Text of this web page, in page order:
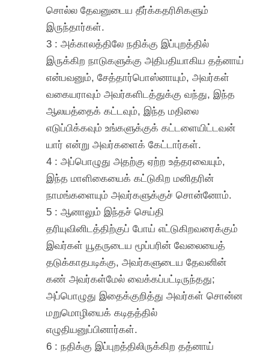
சொல்ல தேவனுடைய தீர்க்கதரிசிகளும்
இருந்தார்கள்.
3 : அக்காலத்திலே நதிக்கு இப்புறத்தில்
இருக்கிற நாடுகளுக்கு அதிபதியாகிய தத்னாய்
என்பவனும், சேத்தார்பொஸ்னாயும், அவர்கள்
வகையராவும் அவர்களிடத்துக்கு வந்து, இந்த
ஆலயத்தைக் கட்டவும், இந்த மதிலை
எடுப்பிக்கவும் உங்களுக்குக் கட்டளையிட்டவன்
யார் என்று அவர்களைக் கேட்டார்கள்.
4 : அப்பொழுது அதற்கு ஏற்ற உத்தரவையும்,
இந்த மாளிகையைக் கட்டுகிற மனிதரின்
நாமங்களையும் அவர்களுக்குச் சொன்னோம்.
5 : ஆனாலும் இந்தச் செய்தி
தரியுவினிடத்திற்குப் போய் எட்டுகிறவரைக்கும்
இவர்கள் யூதருடைய மூப்பரின் வேலையைத்
தடுக்காதபடிக்கு, அவர்களுடைய தேவனின்
கண் அவர்கள்மேல் வைக்கப்பட்டிருந்தது;
அப்பொழுது இதைக்குறித்து அவர்கள் சொன்ன
மறுமொழியைக் கடிதத்தில்
எழுதியனுப்பினார்கள்.
6 : நதிக்கு இப்புறத்திலிருக்கிற தத்னாய்